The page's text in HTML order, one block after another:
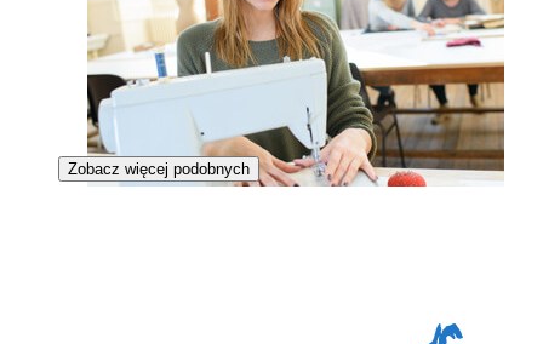
Zobacz więcej podobnych